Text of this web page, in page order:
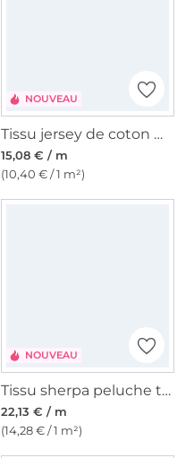
NOUVEAU
Tissu jersey de coton maille tricot fin ornaments, bleu pétrole
15,08 € / m
(10,40 € / 1 m²)
NOUVEAU
Tissu sherpa peluche teddy Leo Lovers, marron
22,13 € / m
(14,28 € / 1 m²)